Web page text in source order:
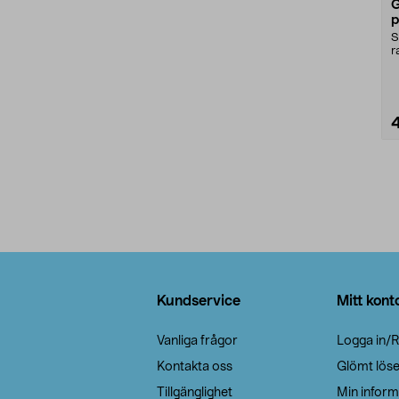
Kundservice
Vanliga frågor
Kontakta oss
Tillgänglighet
Mitt
Logga in/
Glömt
Min